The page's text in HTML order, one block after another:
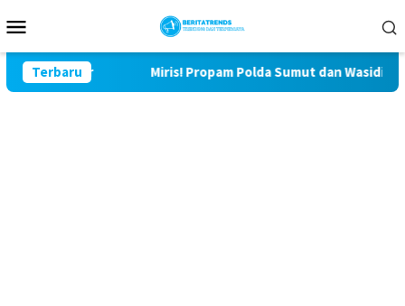
ke
Mobile
Terbaru
Lor Miris! Propam Polda Sumut dan Wasidik